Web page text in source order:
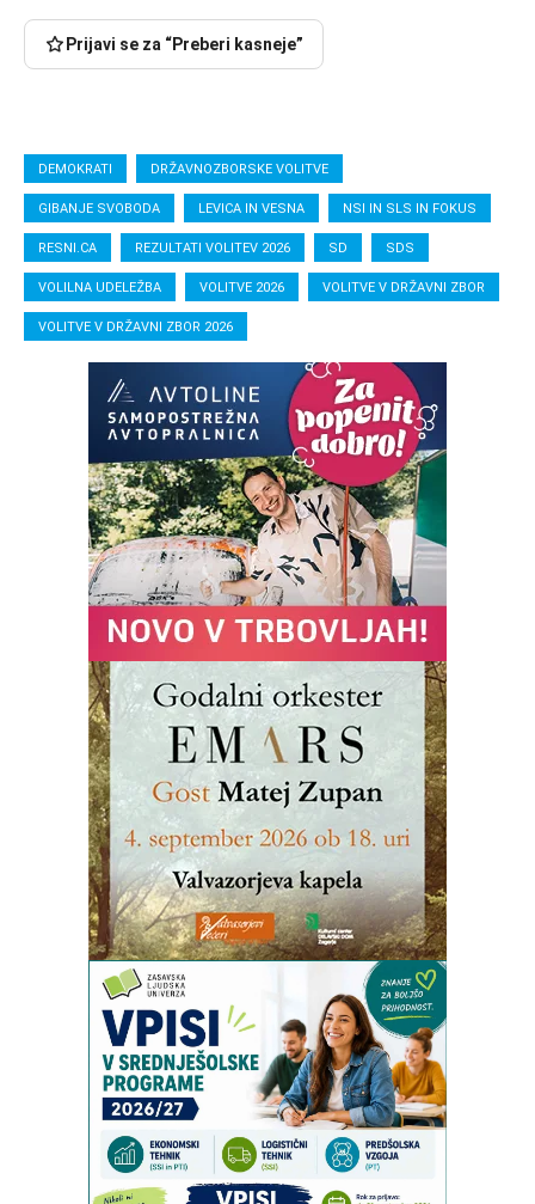
Prijavi se za “Preberi kasneje”
DEMOKRATI DRŽAVNOZBORSKE VOLITVE
GIBANJE SVOBODA LEVICA IN VESNA NSI IN SLS IN FOKUS
RESNI.CA REZULTATI VOLITEV 2026 SD SDS
VOLILNA UDELEŽBA VOLITVE 2026 VOLITVE V DRŽAVNI ZBOR
VOLITVE V DRŽAVNI ZBOR 2026